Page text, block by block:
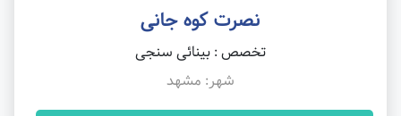
نصرت کوه جانی
تخصص : بینائی سنجی
شهر: مشهد